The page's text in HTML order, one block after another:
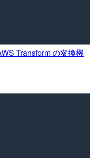
Transform の変換機